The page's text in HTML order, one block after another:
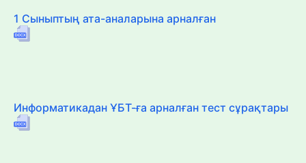
1 Сыныптың ата-аналарына арналған
Информатикадан ҰБТ-ға арналған тест сұрақтары